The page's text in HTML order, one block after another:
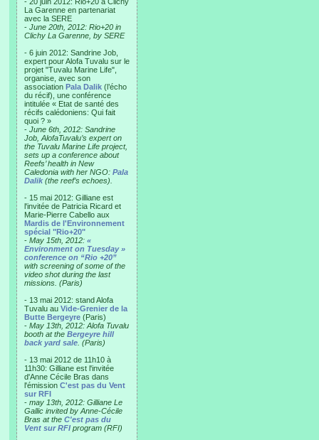
La Garenne en partenariat
avec la SERE
- June 20th, 2012: Rio+20 in
Clichy La Garenne, by SERE
- 6 juin 2012: Sandrine Job,
expert pour Alofa Tuvalu sur le
projet "Tuvalu Marine Life",
organise, avec son
association Pala Dalik (l’écho
du récif), une conférence
intitulée « Etat de santé des
récifs calédoniens: Qui fait
quoi ? »
- June 6th, 2012: Sandrine
Job, AlofaTuvalu’s expert on
the Tuvalu Marine Life project,
sets up a conference about
Reefs’ health in New
Caledonia with her NGO: Pala
Dalik (the reef’s echoes).
- 15 mai 2012: Gilliane est
l'invitée de Patricia Ricard et
Marie-Pierre Cabello aux
Mardis de l'Environnement
spécial "Rio+20"
- May 15th, 2012: «
Environment on Tuesday »
conference on “Rio +20”
with screening of some of the
video shot during the last
missions. (Paris)
- 13 mai 2012: stand Alofa
Tuvalu au Vide-Grenier de la
Butte Bergeyre (Paris)
- May 13th, 2012: Alofa Tuvalu
booth at the Bergeyre hill
back yard sale . (Paris)
- 13 mai 2012 de 11h10 à
11h30: Gilliane est l'invitée
d'Anne Cécile Bras dans
l'émission C'est pas du Vent
sur RFI
- may 13th, 2012: Gilliane Le
Gallic invited by Anne-Cécile
Bras at the C'est pas du
Vent sur RFI program (RFI)